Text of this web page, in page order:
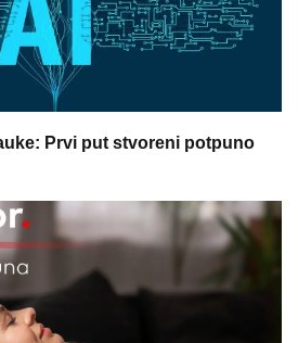
Prvi put stvoreni potpuno